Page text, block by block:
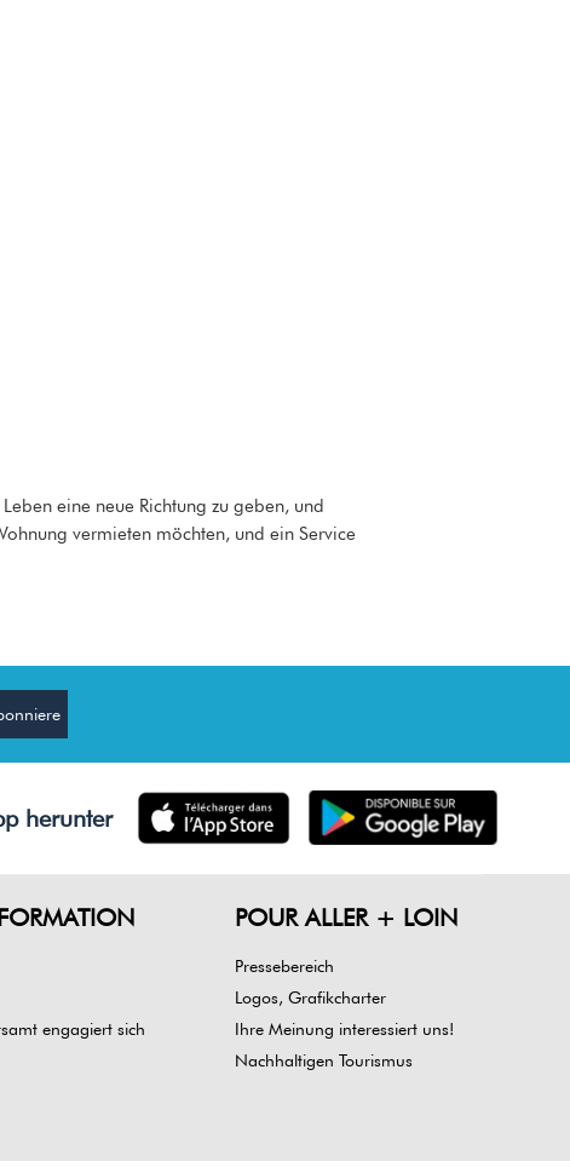
eine neue Richtung zu geben, und
vermieten möchten, und ein Service
herunter
engagiert sich
POUR ALLER + LOIN
Pressebereich
Logos, Grafikcharter
Ihre Meinung interessiert uns!
Nachhaltigen Tourismus